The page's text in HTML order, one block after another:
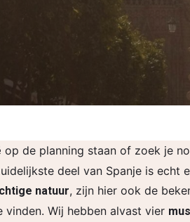
op de planning staan of zoek je
deel van Spanje is echt
natuur, zijn hier ook de
Wij hebben alvast vier